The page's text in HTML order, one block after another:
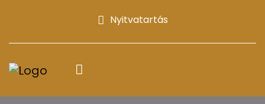
Nyitvatartás